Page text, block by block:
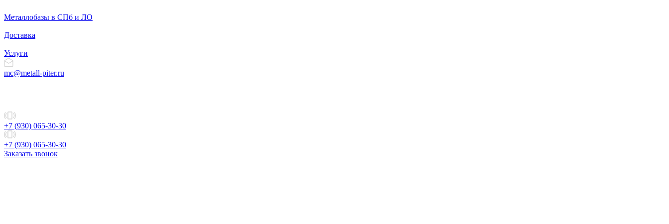
Металлобазы в СПб и ЛО
Доставка
Услуги
mc@metall-piter.ru
+7 (930) 065-30-30
+7 (930) 065-30-30
Заказать звонок